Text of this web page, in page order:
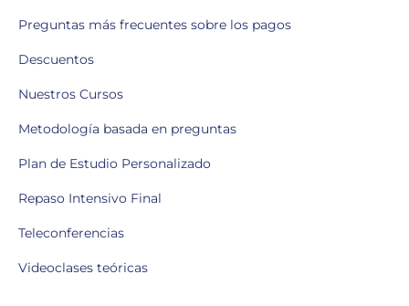
Preguntas más frecuentes sobre los pagos
Descuentos
Nuestros Cursos
Metodología basada en preguntas
Plan de Estudio Personalizado
Repaso Intensivo Final
Teleconferencias
Videoclases teóricas